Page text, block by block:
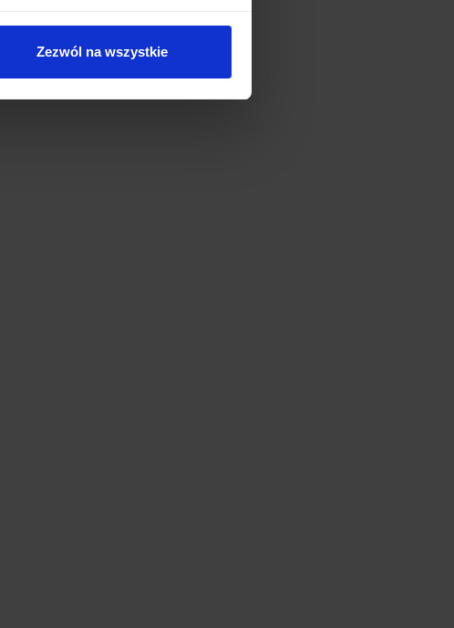
Zezwól na wszystkie